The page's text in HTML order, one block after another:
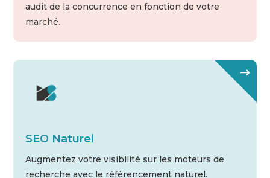
audit de la concurrence en fonction de votre
marché.
SEO Naturel
Augmentez votre visibilité sur les moteurs de
recherche avec le référencement naturel.